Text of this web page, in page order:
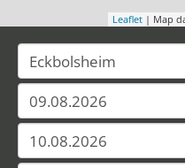
Leaflet | Map